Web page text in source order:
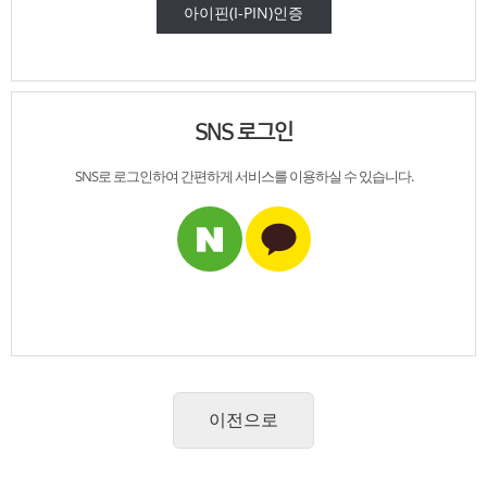
아이핀(I-PIN)인증
SNS 로그인
SNS로 로그인하여 간편하게 서비스를이용하실 수 있습니다.
이전으로